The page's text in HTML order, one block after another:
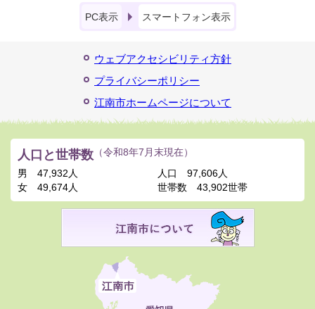
PC表示 スマートフォン表示
ウェブアクセシビリティ方針
プライバシーポリシー
江南市ホームページについて
人口と世帯数 （令和8年7月末現在）
男
47,932人
女
49,674人
人口
97,606人
世帯数
43,902世帯